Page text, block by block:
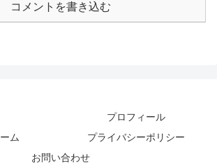
コメントを書き込む
プロフィール
ム
プライバシーポリシー
お問い合わせ